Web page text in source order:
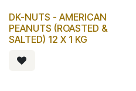
DK-NUTS - AMERICAN
PEANUTS (ROASTED &
SALTED) 12 X 1 KG